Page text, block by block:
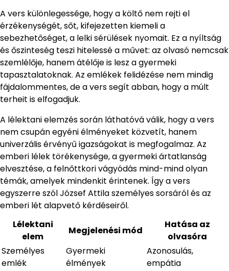
A vers különlegessége, hogy a költő nem rejti el
érzékenységét, sőt, kifejezetten kiemeli a
sebezhetőséget, a lelki sérülések nyomait. Ez a nyíltság
és őszinteség teszi hitelessé a művet: az olvasó nemcsak
szemlélője, hanem átélője is lesz a gyermeki
tapasztalatoknak. Az emlékek felidézése nem mindig
fájdalommentes, de a vers segít abban, hogy a múlt
terheit is elfogadjuk.
A lélektani elemzés során láthatóvá válik, hogy a vers
nem csupán egyéni élményeket közvetít, hanem
univerzális érvényű igazságokat is megfogalmaz. Az
emberi lélek törékenysége, a gyermeki ártatlanság
elvesztése, a felnőttkori vágyódás mind-mind olyan
témák, amelyek mindenkit érintenek. Így a vers
egyszerre szól József Attila személyes sorsáról és az
emberi lét alapvető kérdéseiről.
Lélektani
elem
Megjelenési mód
Hatása az
olvasóra
Személyes
emlék
Gyermeki
élmények
Azonosulás,
empátia